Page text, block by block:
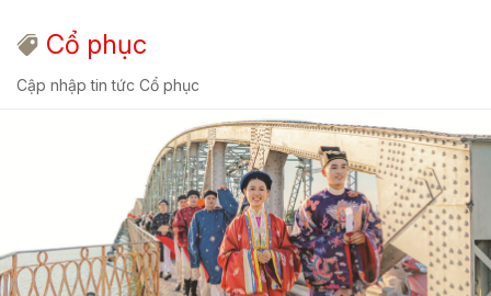
Cổ phục
Cập nhập tin tức Cổ phục